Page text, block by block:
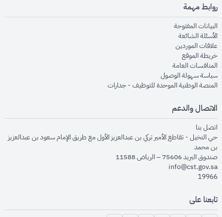
روابط مهمة
البيانات المفتوحةopens in new window
الأسئلة الشائعةopens in new window
علاقات الموردينopens in new window
خريطة الموقعopens in new window
المنافسات العامةopens in new window
سياسة سهولة الوصولopens in new window
المنصة الوطنية الموحدة للتوظيف - جداراتopens in new window
الاتصال والدعم
اتصل بنا
حي النخيل - تقاطع الأمير تركي بن عبدالعزيز الأول مع طريق الإمام سعود بن عبدالعزيز
بن محمد
صندوق البريد 75606 – الرياض 11588
info@cst.gov.sa
19966
تابعنا على